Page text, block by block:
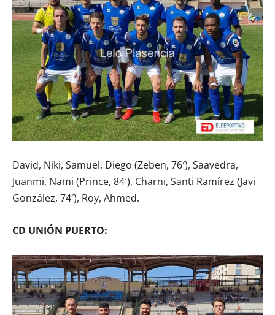
David, Niki, Samuel, Diego (Zeben, 76′), Saavedra,
Juanmi, Nami (Prince, 84′), Charni, Santi Ramírez (Javi
González, 74′), Roy, Ahmed.
CD UNIÓN PUERTO: